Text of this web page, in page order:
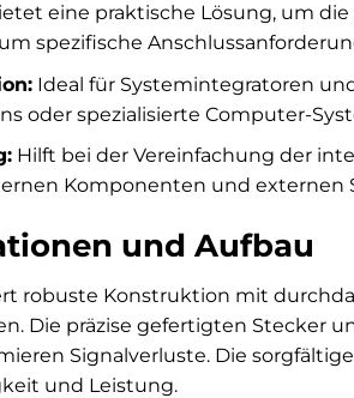
eine praktische Lösung, um die
spezifische
Ideal für Systemintegratoren
oder spezialisierte Computer-
Hilft bei der Vereinfachung der
Komponenten und
und Aufbau
robuste Konstruktion mit
Die präzise gefertigten Stecker
Signalverluste. Die
und Leistung.